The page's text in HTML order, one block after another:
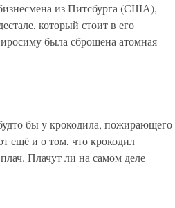
из Питсбурга (США),
который стоит в его
была сброшена атомная
бы у крокодила, пожирающего
ещё и о том, что крокодил
Плачут ли на самом деле